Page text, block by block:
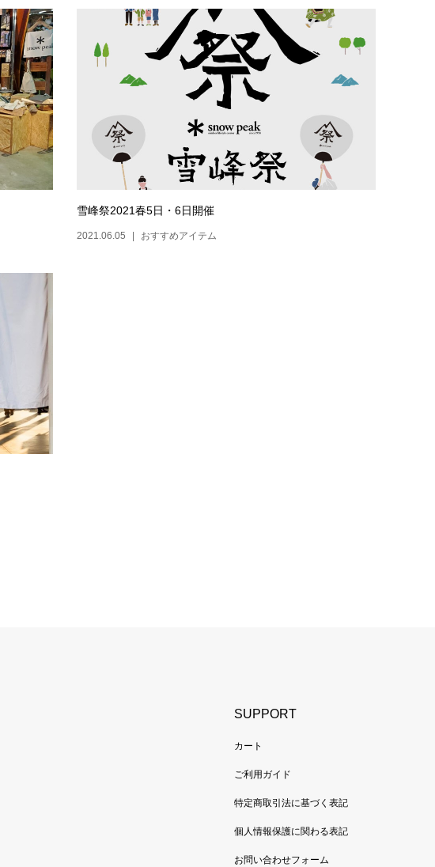
雪峰祭2021春5日・6日開催
2021.06.05 おすすめアイテム
SUPPORT
カート
ご利用ガイド
特定商取引法に基づく表記
個人情報保護に関わる表記
お問い合わせフォーム